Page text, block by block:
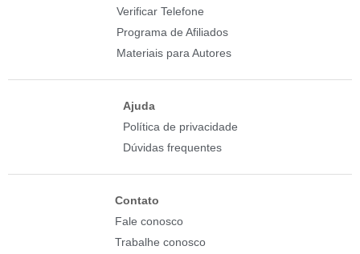
Verificar Telefone
Programa de Afiliados
Materiais para Autores
Ajuda
Política de privacidade
Dúvidas frequentes
Contato
Fale conosco
Trabalhe conosco